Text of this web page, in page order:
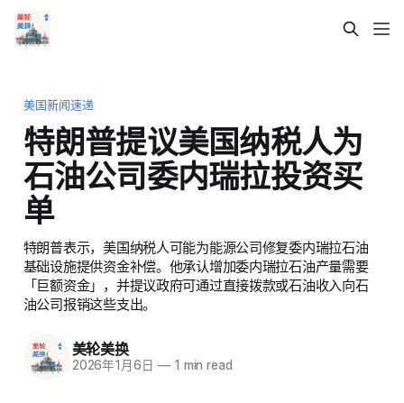
美国新闻速递
特朗普提议美国纳税人为
石油公司委内瑞拉投资买
单
特朗普表示，美国纳税人可能为能源公司修复委内瑞拉石油
基础设施提供资金补偿。他承认增加委内瑞拉石油产量需要
「巨额资金」，并提议政府可通过直接拨款或石油收入向石
油公司报销这些支出。
美轮美换
2026年1月6日 —1 min read